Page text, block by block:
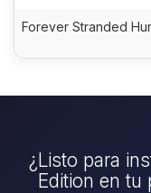
Forever Stranded
¿Listo para
Edition en tu